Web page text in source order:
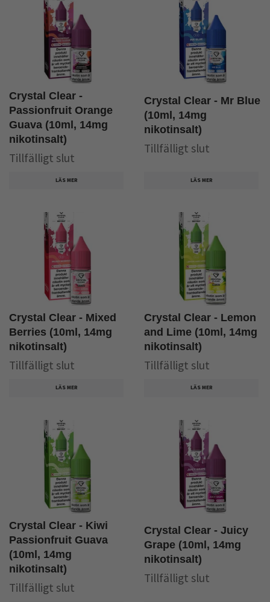
Crystal Clear -
Passionfruit Orange
Guava (10ml, 14mg
nikotinsalt)
Tillfälligt slut
LÄS MER
Crystal Clear - Mr Blue
(10ml, 14mg
nikotinsalt)
Tillfälligt slut
LÄS MER
Crystal Clear - Mixed
Berries (10ml, 14mg
nikotinsalt)
Tillfälligt slut
LÄS MER
Crystal Clear - Lemon
and Lime (10ml, 14mg
nikotinsalt)
Tillfälligt slut
LÄS MER
Crystal Clear - Kiwi
Passionfruit Guava
(10ml, 14mg
nikotinsalt)
Tillfälligt slut
Crystal Clear - Juicy
Grape (10ml, 14mg
nikotinsalt)
Tillfälligt slut